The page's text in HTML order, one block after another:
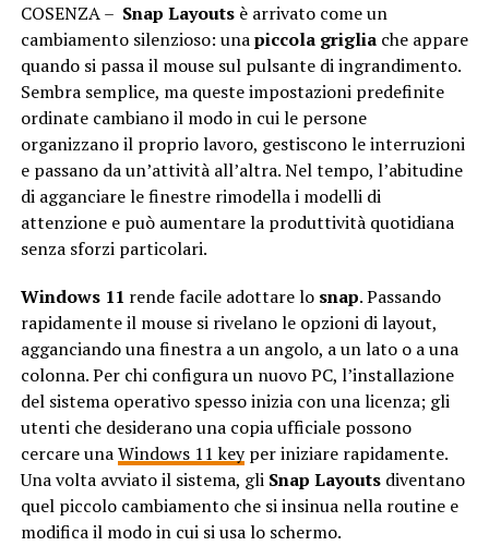
COSENZA – Snap Layoutsè arrivato come un
cambiamento silenzioso: unapiccola grigliache appare
quando si passa il mouse sul pulsante di ingrandimento.
Sembra semplice, ma queste impostazioni predefinite
ordinate cambiano il modo in cui le persone
organizzano il proprio lavoro, gestiscono le interruzioni
e passano da un’attività all’altra. Nel tempo, l’abitudine
di agganciare le finestre rimodella i modelli di
attenzione e può aumentare la produttività quotidiana
senza sforzi particolari.
Windows 11 rende facile adottare losnap. Passando
rapidamente il mouse si rivelano le opzioni di layout,
agganciando una finestra a un angolo, a un lato o a una
colonna. Per chi configura un nuovo PC, l’installazione
del sistema operativo spesso inizia con una licenza; gli
utenti che desiderano una copia ufficiale possono
cercare unaWindows 11 keyper iniziare rapidamente.
Una volta avviato il sistema, gli Snap Layouts diventano
quel piccolo cambiamento che si insinua nella routine e
modifica il modo in cui si usa lo schermo.